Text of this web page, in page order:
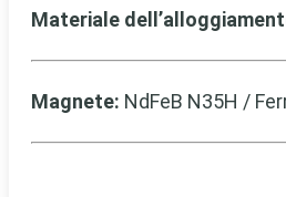
Materiale
Magnete: NdFeB N35H /